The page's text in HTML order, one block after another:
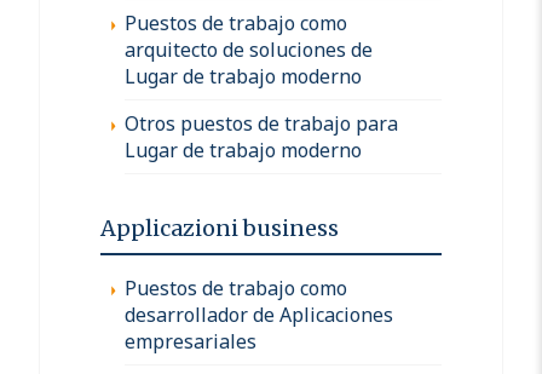
Puestos de trabajo como
arquitecto de soluciones de
Lugar de trabajo moderno
Otros puestos de trabajo para
Lugar de trabajo moderno
Applicazioni business
Puestos de trabajo como
desarrollador de Aplicaciones
empresariales